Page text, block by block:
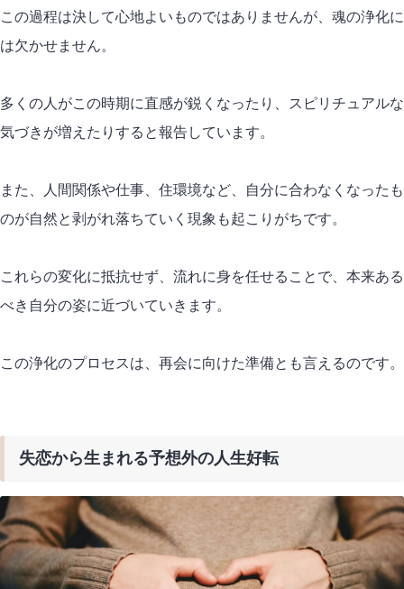
この過程は決して心地よいものではありませんが、魂の浄化に
は欠かせません。
多くの人がこの時期に直感が鋭くなったり、スピリチュアルな
気づきが増えたりすると報告しています。
また、人間関係や仕事、住環境など、自分に合わなくなったも
のが自然と剥がれ落ちていく現象も起こりがちです。
これらの変化に抵抗せず、流れに身を任せることで、本来ある
べき自分の姿に近づいていきます。
この浄化のプロセスは、再会に向けた準備とも言えるのです。
失恋から生まれる予想外の人生好転